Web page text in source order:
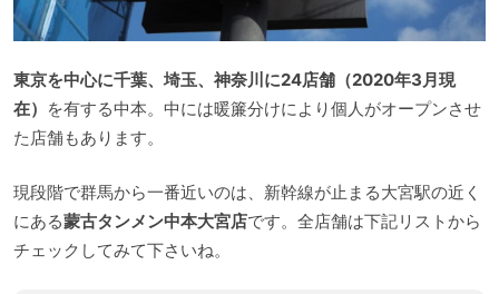
東京を中心に千葉、埼玉、神奈川に24店舗（2020年3月現
在） を有する中本。中には暖簾分けにより個人がオープンさせ
た店舗もあります。
現段階で群馬から一番近いのは、新幹線が止まる大宮駅の近く
にある蒙古タンメン中本大宮店です。全店舗は下記リストから
チェックしてみて下さいね。